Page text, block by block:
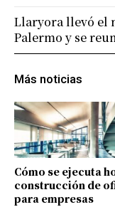
Más noticias
Cómo se ejecuta
construcción de
para empresas
Llaryora llevó el
Palermo y se